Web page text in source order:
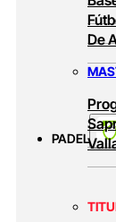
PADEL
De